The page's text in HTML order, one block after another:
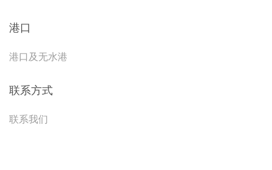
港口
港口及无水港
联系方式
联系我们